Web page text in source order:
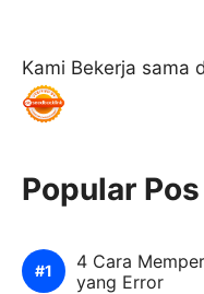
Kami Bekerja sama
Popular Pos
4 Cara
yang Error